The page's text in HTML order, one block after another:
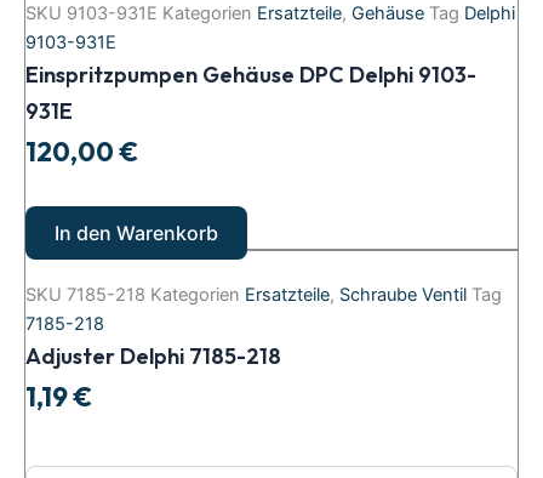
SKU 9103-931E Kategorien Ersatzteile, Gehäuse Tag Delphi
9103-931E
Einspritzpumpen Gehäuse DPC Delphi 9103-
931E
120,00€
In den Warenkorb
SKU 7185-218 Kategorien Ersatzteile, Schraube Ventil Tag
7185-218
Adjuster Delphi 7185-218
1,19€